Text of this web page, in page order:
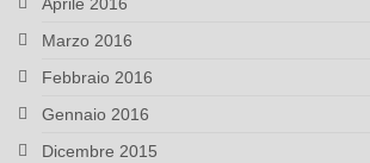
Marzo 2016
Febbraio 2016
Gennaio 2016
Dicembre 2015